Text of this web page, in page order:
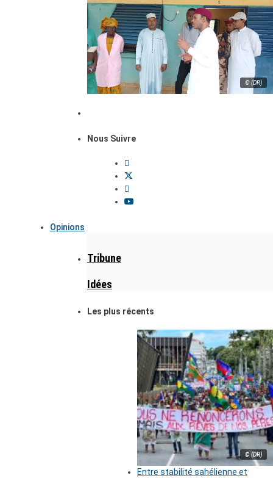
© (DR)
Nous Suivre
Opinions
Tribune
Idées
Les plus récents
© (DR)
Entre stabilité sahélienne et